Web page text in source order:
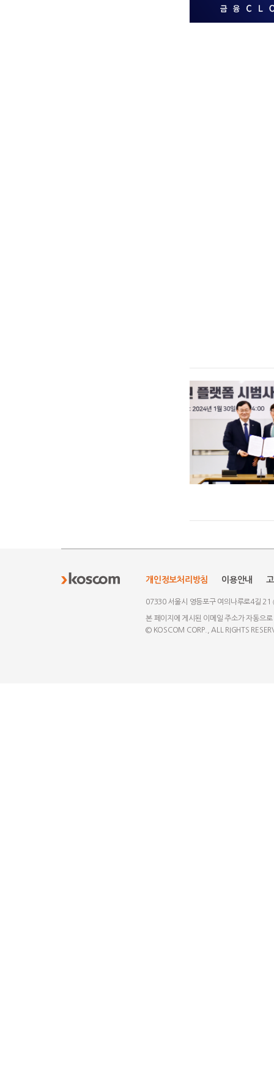
개인정보처리방침 이용안내
07330 서울시 영등포구 여의나루로4길 21
본 페이지에 게시된 이메일 주소가 자동으
© KOSCOM CORP., ALL RIGHTS